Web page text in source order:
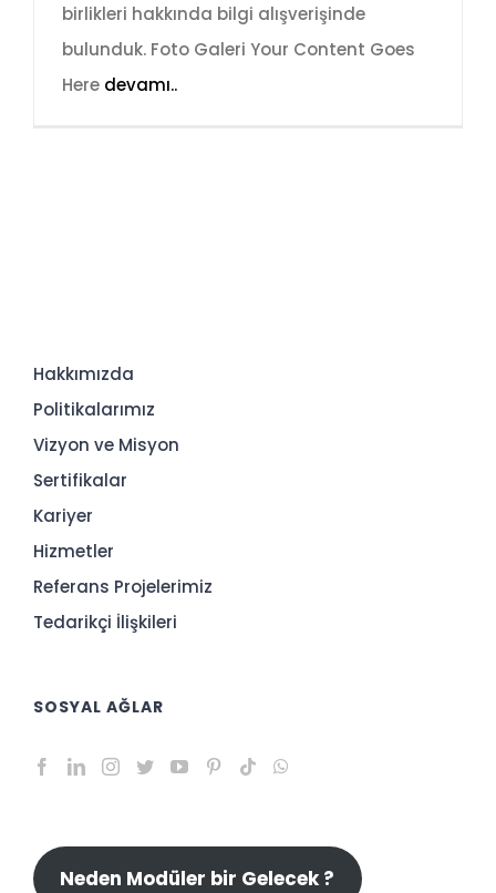
birlikleri hakkında bilgi alışverişinde
bulunduk. Foto Galeri Your Content Goes
Here devamı..
Hakkımızda
Politikalarımız
Vizyon ve Misyon
Sertifikalar
Kariyer
Hizmetler
Referans Projelerimiz
Tedarikçi İlişkileri
SOSYAL AĞLAR
Neden Modüler bir Gelecek ?